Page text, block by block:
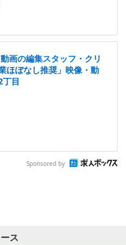
画の編集スタッフ・クリ
ほぼなし推奨」映像・動
目
Sponsored by
ス